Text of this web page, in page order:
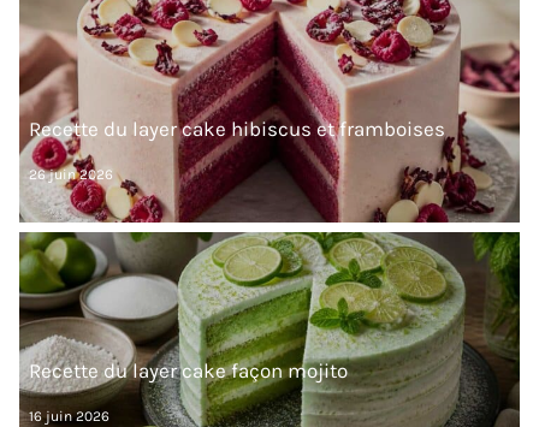
Recette du layer cake hibiscus et framboises
26 juin 2026
Recette du layer cake façon mojito
16 juin 2026